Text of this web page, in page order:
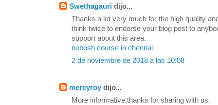
Swethagauri dijo...
Thanks a lot very much for the high quality
think twice to endorse your blog post to
support about this area.
nebosh course in chennai
2 de noviembre de 2018 a las 10:08
mercyroy dijo...
More informative,thanks for sharing with us.